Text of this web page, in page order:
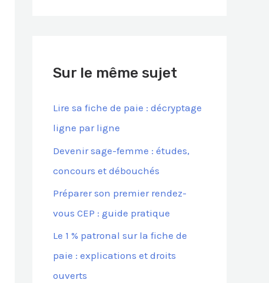
r
r
:
Sur le même sujet
Lire sa fiche de paie : décryptage
ligne par ligne
Devenir sage-femme : études,
concours et débouchés
Préparer son premier rendez-
vous CEP : guide pratique
Le 1 % patronal sur la fiche de
paie : explications et droits
ouverts